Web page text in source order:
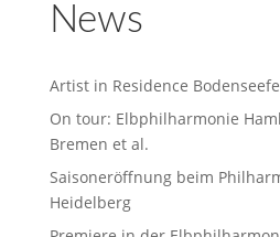
News
Artist in Residence
On tour: Elbphilharmonie
Bremen et al.
Saisoneröffnung beim
Heidelberg